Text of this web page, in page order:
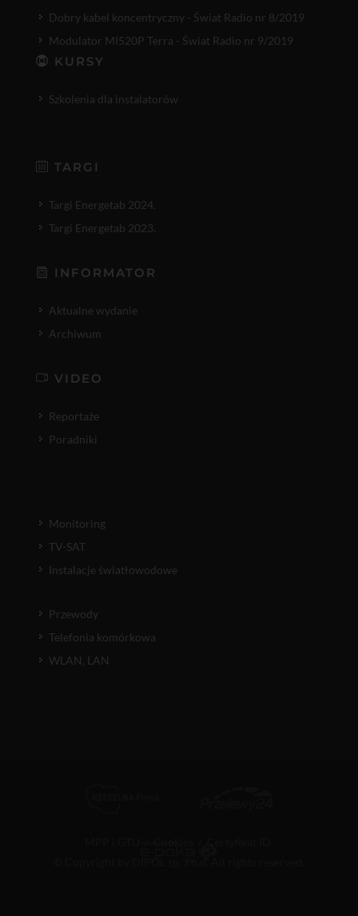
Dobry kabel koncentryczny - Świat Radio nr 8/2019
Modulator MI520P Terra - Świat Radio nr 9/2019
KURSY
Szkolenia dla instalatorów
TARGI
Targi Energetab 2024.
Targi Energetab 2023.
INFORMATOR
Aktualne wydanie
Archiwum
VIDEO
Reportaże
Poradniki
Monitoring
TV-SAT
Instalacje światłowodowe
Przewody
Telefonia komórkowa
WLAN, LAN